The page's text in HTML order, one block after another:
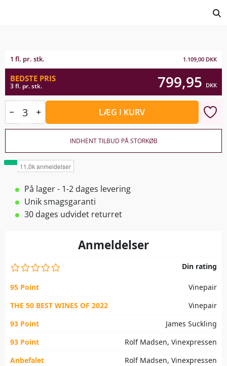
1 fl. pr. stk. 1.109,00 DKK
BEDSTE PRIS
3 fl. pr. stk. 799,95 DKK
LÆG I KURV
INDHENT TILBUD PÅ STORKØB
På lager - 1-2 dages levering
Unik smagsgaranti
30 dages udvidet returret
Anmeldelser
Din rating
95 Point
Vinepair
THE 50 BEST WINES OF 2022
Vinepair
93 Point
James Suckling
93 Point
Rolf Madsen, Vinexpressen
Anbefalet
Rolf Madsen, Vinexpressen